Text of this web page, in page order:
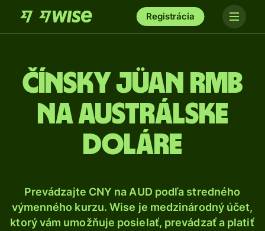
Registrácia
Čínsky jüan RMB
na austrálske
doláre
Prevádzajte CNY na AUD podľa stredného
výmenného kurzu. Wise je medzinárodný účet,
ktorý vám umožňuje posielať, prevádzať a platiť